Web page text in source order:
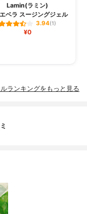
Lamin(ラミン)
ベラ スージングジェル
3.94(1)
¥0
ランキングをもっと見る